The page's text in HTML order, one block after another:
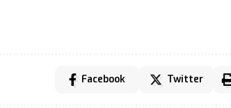
Facebook Twitter